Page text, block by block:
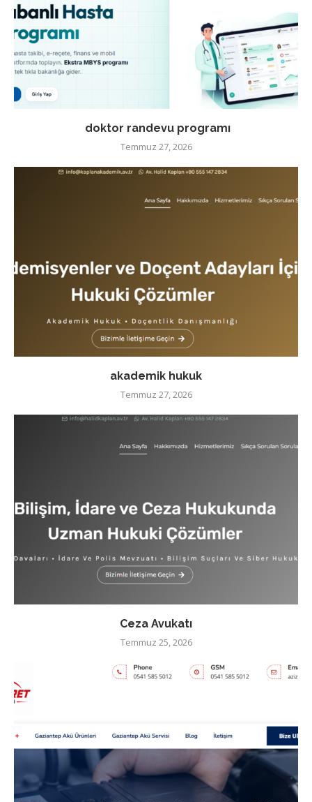
doktor randevu programı
Temmuz 27, 2026
akademik hukuk
Temmuz 27, 2026
Ceza Avukatı
Temmuz 25, 2026